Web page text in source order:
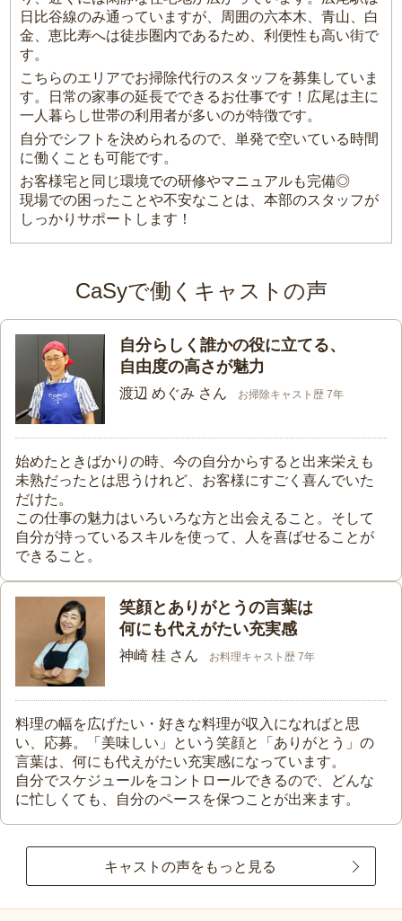
日比谷線のみ通っていますが、周囲の六本木、青山、白
金、恵比寿へは徒歩圏内であるため、利便性も高い街で
す。
こちらのエリアでお掃除代行のスタッフを募集していま
す。日常の家事の延長でできるお仕事です！広尾は主に
一人暮らし世帯の利用者が多いのが特徴です。
自分でシフトを決められるので、単発で空いている時間
に働くことも可能です。
お客様宅と同じ環境での研修やマニュアルも完備◎
現場での困ったことや不安なことは、本部のスタッフが
しっかりサポートします！
CaSyで働くキャストの声
自分らしく誰かの役に立てる、
自由度の高さが魅力
渡辺 めぐみ さん お掃除キャスト歴 7年
始めたときばかりの時、今の自分からすると出来栄えも
未熟だったとは思うけれど、お客様にすごく喜んでいた
だけた。
この仕事の魅力はいろいろな方と出会えること。そして
自分が持っているスキルを使って、人を喜ばせることが
できること。
笑顔とありがとうの言葉は
何にも代えがたい充実感
神崎 桂 さん お料理キャスト歴 7年
料理の幅を広げたい・好きな料理が収入になればと思
い、応募。「美味しい」という笑顔と「ありがとう」の
言葉は、何にも代えがたい充実感になっています。
自分でスケジュールをコントロールできるので、どんな
に忙しくても、自分のペースを保つことが出来ます。
キャストの声をもっと見る